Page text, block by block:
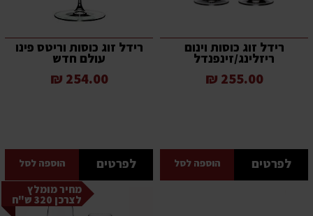
רידל זוג כוסות וינום
ריזלינג/זינפנדל
255.00 ₪
לפרטים הוספה לסל
רידל זוג כוסות וריטס פינו
עולם חדש
254.00 ₪
לפרטים הוספה לסל
מחיר מומלץ
לצרכן 320 ש"ח